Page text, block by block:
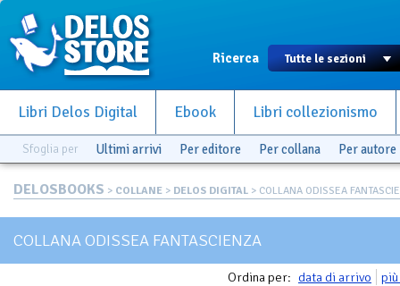
Ricerca
Libri Delos Digital Ebook Libri collezionismo
Sfoglia per Ultimi arrivi Per editore Per collana Per autore
DELOSBOOKS > COLLANE > DELOS DIGITAL > COLLANA ODISSEA
COLLANA ODISSEA FANTASCIENZA
Ordina per: data di arrivo